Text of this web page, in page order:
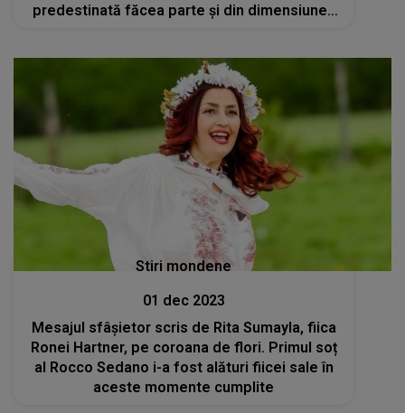
predestinată făcea parte și din dimensiunea
Stiri mondene
01 dec 2023
Mesajul sfâșietor scris de Rita Sumayla, fiica
Ronei Hartner, pe coroana de flori. Primul soț
al Rocco Sedano i-a fost alături fiicei sale în
aceste momente cumplite